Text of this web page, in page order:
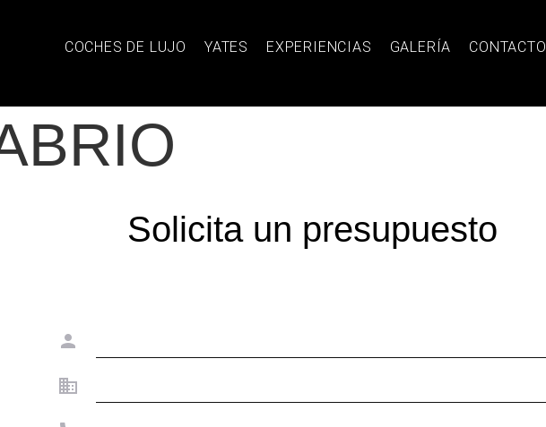
COCHES DE LUJO YATES EXPERIENCIAS GALERÍA CONTACTO
Solicita un presupuesto